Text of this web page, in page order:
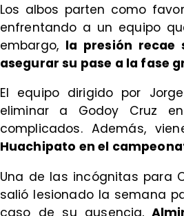
Los albos parten como
enfrentando a un equipo
embargo, la presión recae
asegurar su pase a la fase
El equipo dirigido por
eliminar a Godoy Cruz
complicados. Además,
Huachipato en el
Una de las incógnitas para
salió lesionado la semana
caso de su ausencia,